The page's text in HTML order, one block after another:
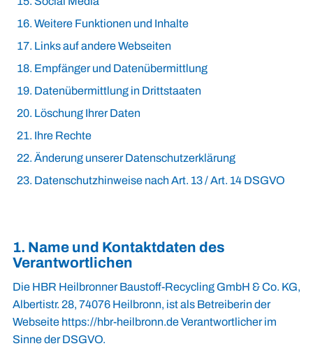
Weitere Funktionen und Inhalte
Links auf andere Webseiten
Empfänger und Datenübermittlung
Datenübermittlung in Drittstaaten
Löschung Ihrer Daten
Ihre Rechte
Änderung unserer Datenschutzerklärung
Datenschutzhinweise nach Art. 13 / Art. 14 DSGVO
1. Name und Kontaktdaten des
Verantwortlichen
Die HBR Heilbronner Baustoff-Recycling GmbH & Co. KG,
Albertistr. 28, 74076 Heilbronn, ist als Betreiberin der
Webseite https://hbr-heilbronn.de Verantwortlicher im
Sinne der DSGVO.